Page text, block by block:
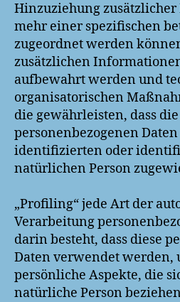
Hinzuziehung
mehr einer spezifischen
zugeordnet werden
zusätzlichen
aufbewahrt werden und
organisatorischen
die gewährleisten, dass die
personenbezogenen
identifizierten oder
natürlichen Person
„Profiling“ jede Art der
Verarbeitung
darin besteht, dass diese
Daten verwendet werden,
persönliche Aspekte, die
natürliche Person